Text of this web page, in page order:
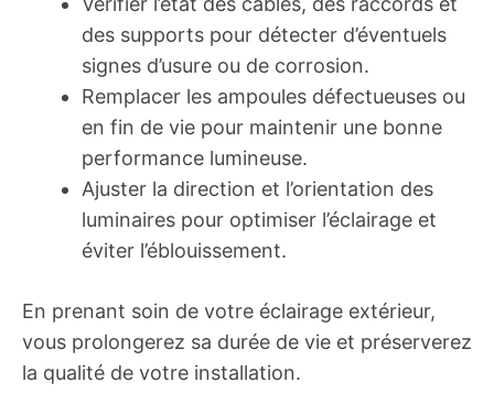
des supports pour détecter d’éventuels
signes d’usure ou de corrosion.
Remplacer les ampoules défectueuses ou
en fin de vie pour maintenir une bonne
performance lumineuse.
Ajuster la direction et l’orientation des
luminaires pour optimiser l’éclairage et
éviter l’éblouissement.
En prenant soin de votre éclairage extérieur,
vous prolongerez sa durée de vie et préserverez
la qualité de votre installation.